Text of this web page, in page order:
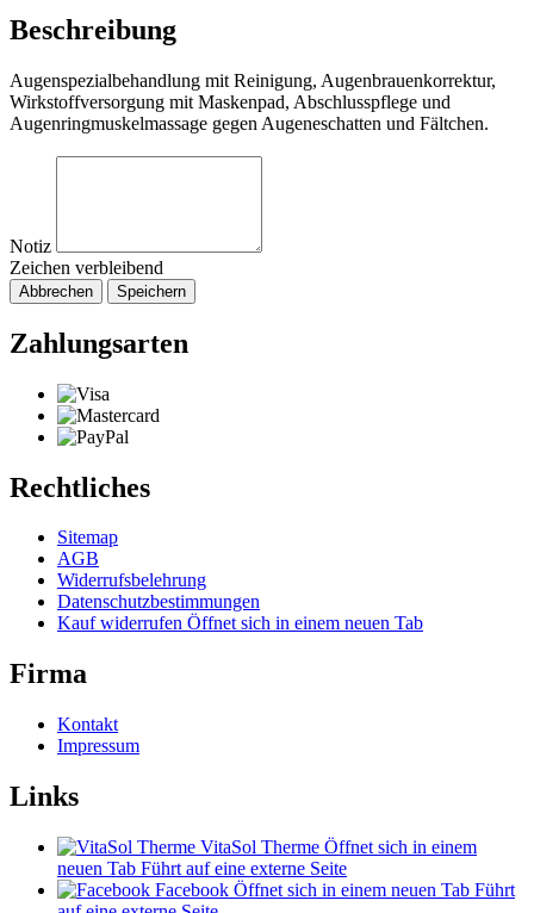
Beschreibung
Augenspezialbehandlung mit Reinigung, Augenbrauenkorrektur,
Wirkstoffversorgung mit Maskenpad, Abschlusspflege und
Augenringmuskelmassage gegen Augeneschatten und Fältchen.
Notiz
Zeichen verbleibend
Abbrechen Speichern
Zahlungsarten
Rechtliches
Sitemap
AGB
Widerrufsbelehrung
Datenschutzbestimmungen
Kauf widerrufen Öffnet sich in einem neuen Tab
Firma
Kontakt
Impressum
Links
VitaSol Therme Öffnet sich in einem
neuen Tab Führt auf eine externe Seite
Facebook Öffnet sich in einem neuen Tab Führt